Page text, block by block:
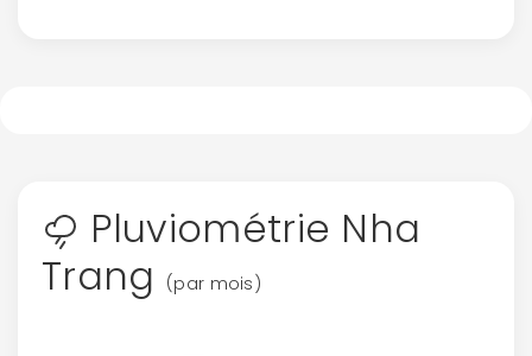
Pluviométrie Nha
Trang
(par mois)